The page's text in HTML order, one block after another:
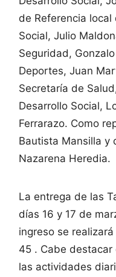
de Referencia
Social, Julio
Seguridad,
Deportes, Juan
Secretaría de
Desarrollo Social,
Ferrarazo. Como
Bautista Mansilla y
Nazarena Heredia.
La entrega de las
días 16 y 17 de
ingreso se
45 . Cabe
las actividades